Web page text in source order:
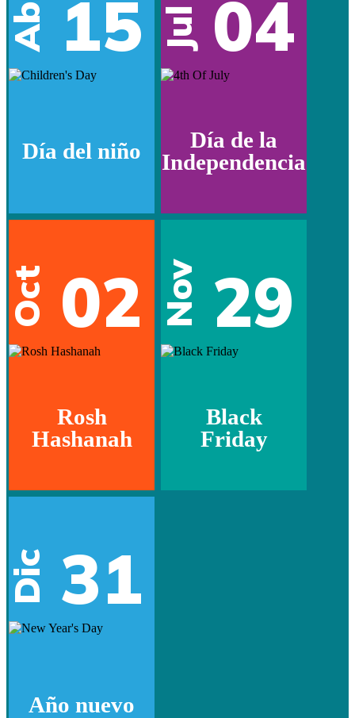
Abr 15
Día del niño
Jul 04
Día de la
Independencia
Oct 02
Rosh
Hashanah
Nov 29
Black
Friday
Dic 31
Año nuevo